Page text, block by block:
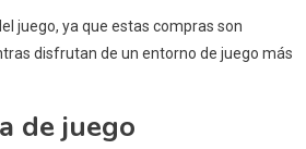
juego, ya que estas compras son
disfrutan de un entorno de juego más
de juego